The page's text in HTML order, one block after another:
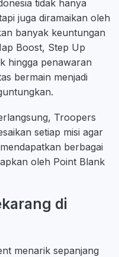
tidak hanya
juga diramaikan oleh
banyak keuntungan
Boost, Step Up
hingga penawaran
bermain menjadi
Troopers
setiap misi agar
berbagai
oleh Point Blank
di
menarik sepanjang